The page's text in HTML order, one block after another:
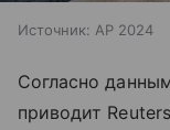
Источник: AP 2024
Согласно
приводит